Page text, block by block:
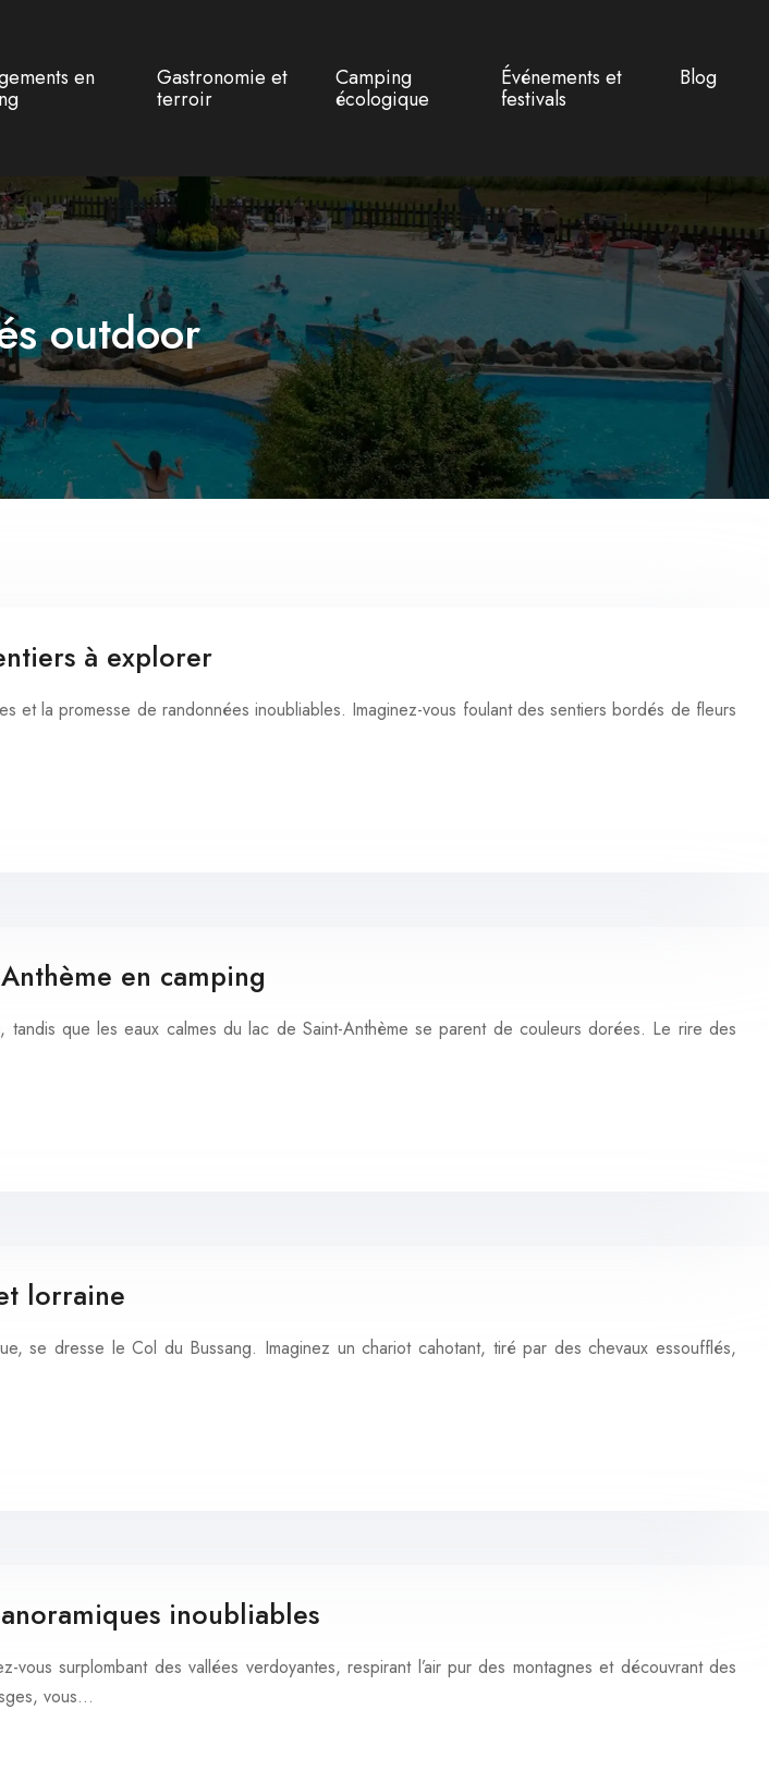
en Gastronomie et
terroir
Camping
écologique
Événements et
festivals
Blog
outdoor
à explorer
et la promesse de randonnées inoubliables. Imaginez-vous foulant des sentiers bordés de fleurs
en camping
tandis que les eaux calmes du lac de Saint-Anthème se parent de couleurs dorées. Le rire des
lorraine
se dresse le Col du Bussang. Imaginez un chariot cahotant, tiré par des chevaux essoufflés,
inoubliables
surplombant des vallées verdoyantes, respirant l’air pur des montagnes et découvrant des
vous…